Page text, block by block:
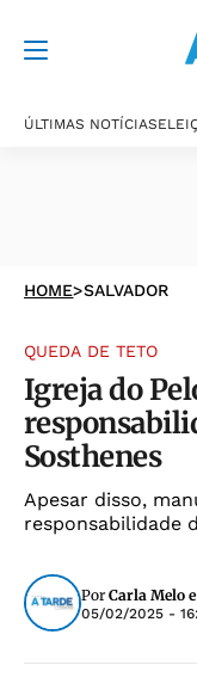
ÚLTIMAS NOTÍCIAS
HOME>SALVADOR
QUEDA DE TETO
Igreja do
Sosthenes
Apesar disso,
responsabilidade
Por Carla Melo
05/02/2025 -